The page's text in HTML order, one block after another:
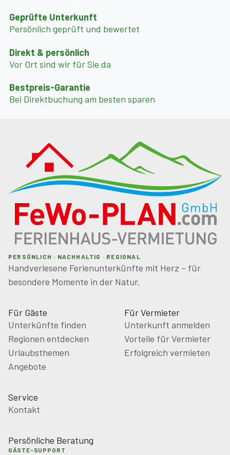
Geprüfte Unterkunft
Persönlich geprüft und bewertet
Direkt & persönlich
Vor Ort sind wir für Sie da
Bestpreis-Garantie
Bei Direktbuchung am besten sparen
PERSÖNLICH · NACHHALTIG · REGIONAL
Handverlesene Ferienunterkünfte mit Herz – für
besondere Momente in der Natur.
Für Gäste
Unterkünfte finden
Regionen entdecken
Urlaubsthemen
Angebote
Für Vermieter
Unterkunft anmelden
Vorteile für Vermieter
Erfolgreich vermieten
Service
Kontakt
Persönliche Beratung
GÄSTE-SUPPORT